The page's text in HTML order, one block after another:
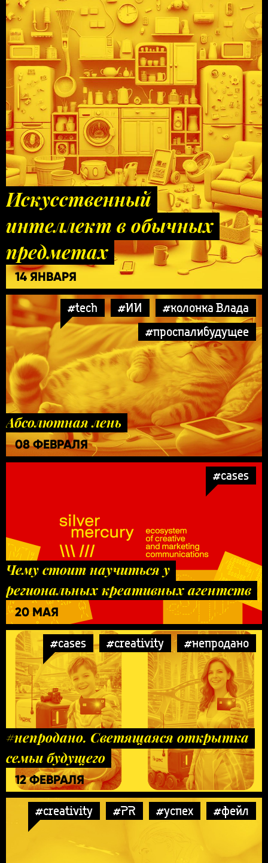
Искусственный
интеллект в обычных
предметах
14 ЯНВАРЯ
#tech #ИИ
#колонка Влада
#проспалибудущее
Абсолютная лень
08 ФЕВРАЛЯ
#cases
Чему стоит научиться у
региональных креативных агентств
20 МАЯ
#cases #creativity #непродано
#непродано. Светящаяся открытка
семьи будущего
12 ФЕВРАЛЯ
#creativity #PR #успех #фейл